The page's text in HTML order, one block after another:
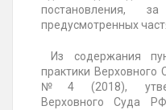
постановления,
предусмотренных
Из содержания
практики Верховного
№4 (2018),
Верховного Суда